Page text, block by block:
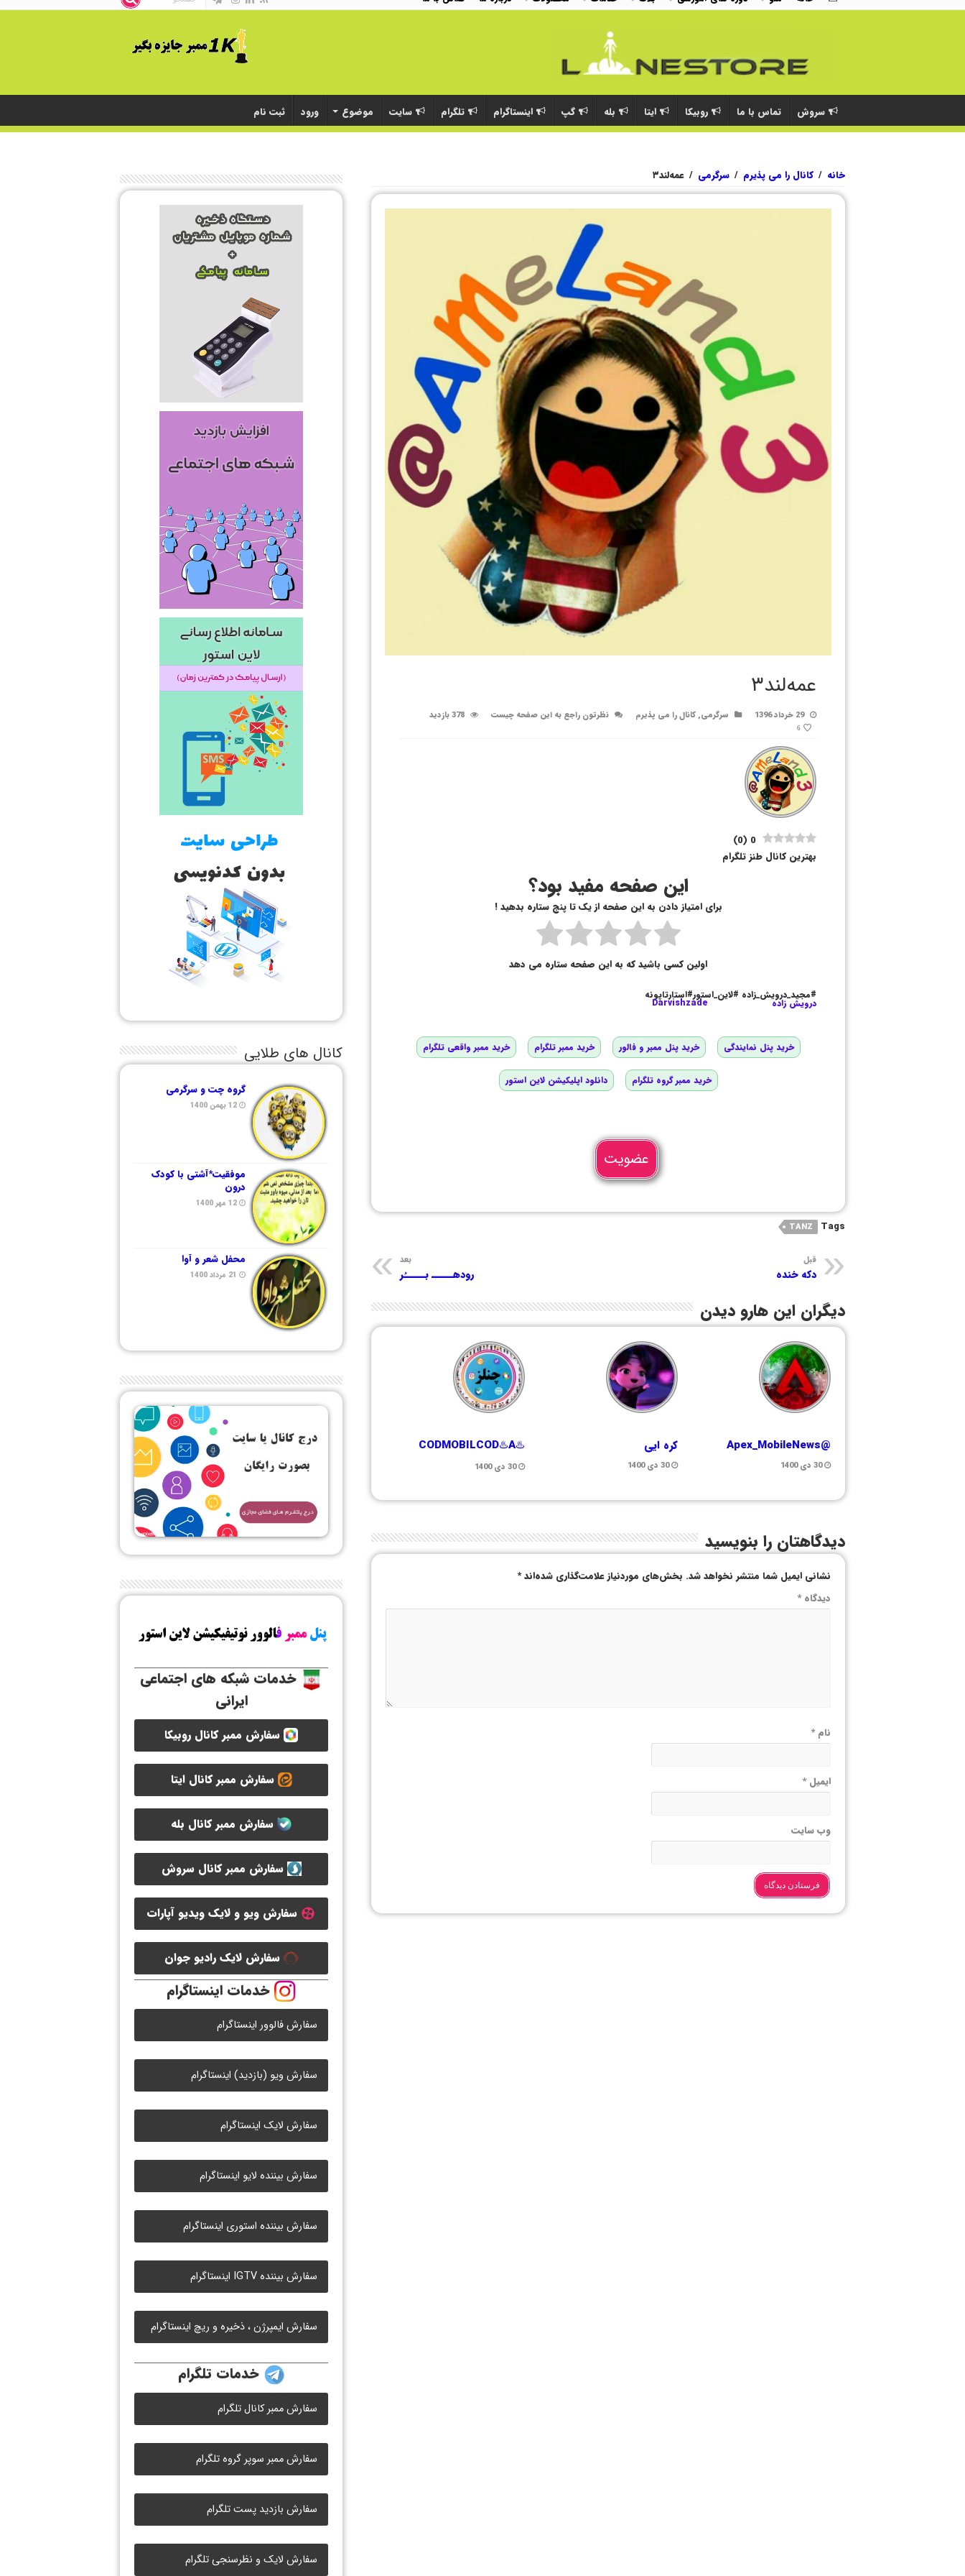
سروش تماس با ما روبیکا ایتا بله گپ اینستاگرام تلگرام سایت موضوع ورود ثبت نام
خانه / کانال را می پذیرم / سرگرمی / عمه‌لند۳
عمه‌لند۳
29 خرداد 1396 سرگرمی,کانال را می پذیرم نظرتون راجع به این صفحه چیست 378 بازدید
6
0
(
0
)
بهترین کانال طنز تلگرام
این صفحه مفید بود؟
برای امتیاز دادن به این صفحه از یک تا پنج ستاره بدهید !
اولین کسی باشید که به این صفحه ستاره می دهد
#مجید_درویش_زاده #لاین_استور#استارتاپونه
درویش زاده Darvishzade
خرید پنل نمایندگی خرید پنل ممبر و فالور خرید ممبر تلگرام خرید ممبر واقعی تلگرام
خرید ممبر گروه تلگرام دانلود اپلیکیشن لاین استور
عضویت
Tags
TANZ
قبل
دکه خنده
بعد
رودهـــــ بـــــُر
دیگران این هارو دیدن
@Apex_MobileNews
30 دی 1400
کره ایی
30 دی 1400
♨️CODMOBILCOD♨️A
30 دی 1400
دیدگاهتان را بنویسید
نشانی ایمیل شما منتشر نخواهد شد. بخش‌های موردنیاز علامت‌گذاری شده‌اند*
دیدگاه*
نام*
ایمیل*
وب‌ سایت
کانال های طلایی
گروه چت و سرگرمی
12 بهمن 1400
موفقیت*آشتی با کودک
درون
12 مهر 1400
محفل شعر و آوا
21 مرداد 1400
خدمات شبکه های اجتماعی
ایرانی
سفارش ممبر کانال روبیکا
سفارش ممبر کانال ایتا
سفارش ممبر کانال بله
سفارش ممبر کانال سروش
سفارش ویو و لایک ویدیو آپارات
سفارش لایک رادیو جوان
خدمات اینستاگرام
سفارش فالوور اینستاگرام
سفارش ویو (بازدید) اینستاگرام
سفارش لایک اینستاگرام
سفارش بیننده لایو اینستاگرام
سفارش بیننده استوری اینستاگرام
سفارش بیننده IGTV اینستاگرام
سفارش ایمپرژن ، ذخیره و ریچ اینستاگرام
خدمات تلگرام
سفارش ممبر کانال تلگرام
سفارش ممبر سوپر گروه تلگرام
سفارش بازدید پست تلگرام
سفارش لایک و نظرسنجی تلگرام